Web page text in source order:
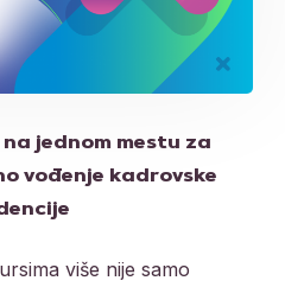
jednom mestu za
vođenje kadrovske
više nije samo